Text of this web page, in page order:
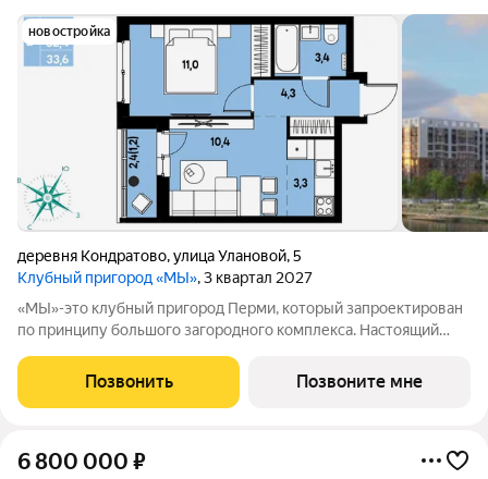
новостройка
деревня Кондратово,улица Улановой,5
Клубный пригород «МЫ», 3 квартал 2027
«МЫ»-это клубный пригород Перми, который запроектирован
по принципу большого загородного комплекса. Настоящий
у озера. На территории помимо парков и велодорожек будут
объекты социальной
Позвонить Позвоните мне
6 800 000 ₽